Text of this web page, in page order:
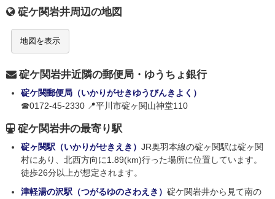
碇ケ関岩井周辺の地図
地図を表示
碇ケ関岩井近隣の郵便局・ゆうちょ銀行
碇ケ関郵便局（いかりがせきゆうびんきよく）
☎0172-45-2330 📍平川市碇ヶ関山神堂110
碇ケ関岩井の最寄り駅
碇ヶ関駅（いかりがせきえき） JR奥羽本線の碇ヶ関駅は碇ヶ関
村にあり、北西方向に1.89(km)行った場所に位置しています。
徒歩26分以上が想定されます。
津軽湯の沢駅（つがるゆのさわえき） 碇ケ関岩井から見て南の